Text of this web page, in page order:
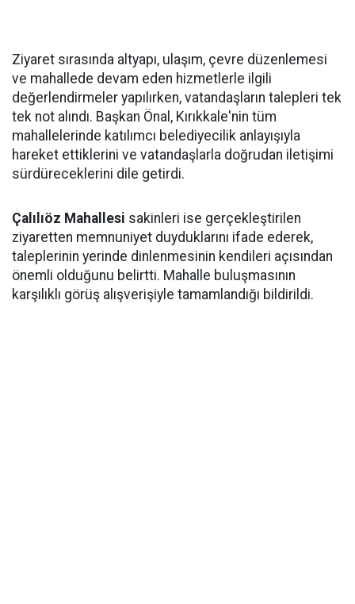
Ziyaret sırasında altyapı, ulaşım, çevre düzenlemesi
ve mahallede devam eden hizmetlerle ilgili
değerlendirmeler yapılırken, vatandaşların talepleri tek
tek not alındı. Başkan Önal, Kırıkkale'nin tüm
mahallelerinde katılımcı belediyecilik anlayışıyla
hareket ettiklerini ve vatandaşlarla doğrudan iletişimi
sürdüreceklerini dile getirdi.
Çalılıöz Mahallesi sakinleri ise gerçekleştirilen
ziyaretten memnuniyet duyduklarını ifade ederek,
taleplerinin yerinde dinlenmesinin kendileri açısından
önemli olduğunu belirtti. Mahalle buluşmasının
karşılıklı görüş alışverişiyle tamamlandığı bildirildi.